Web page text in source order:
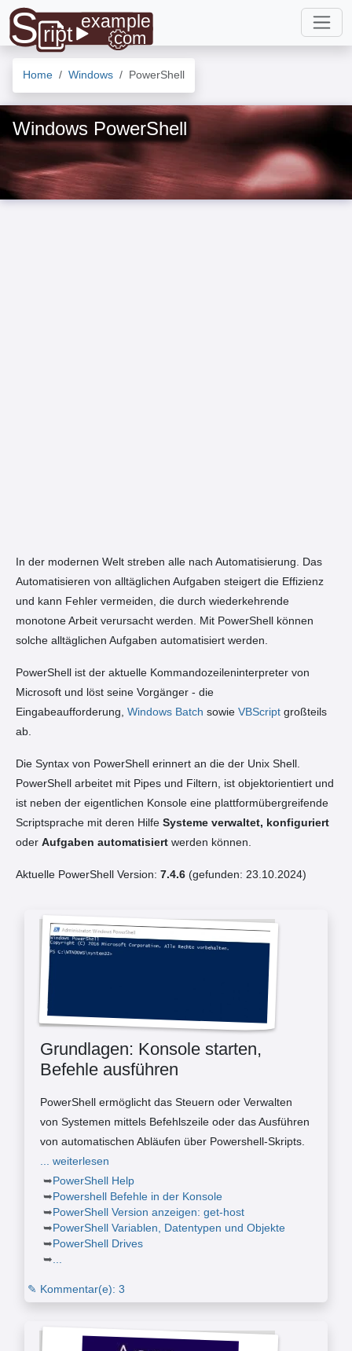
Home Windows PowerShell
Windows PowerShell
In der modernen Welt streben alle nach Automatisierung. Das
Automatisieren von alltäglichen Aufgaben steigert die Effizienz
und kann Fehler vermeiden, die durch wiederkehrende
monotone Arbeit verursacht werden. Mit PowerShell können
solche alltäglichen Aufgaben automatisiert werden.
PowerShell ist der aktuelle Kommandozeileninterpreter von
Microsoft und löst seine Vorgänger - die
Eingabeaufforderung, Windows Batch sowie VBScript großteils
ab.
Die Syntax von PowerShell erinnert an die der Unix Shell.
PowerShell arbeitet mit Pipes und Filtern, ist objektorientiert und
ist neben der eigentlichen Konsole eine plattformübergreifende
Scriptsprache mit deren Hilfe Systeme verwaltet, konfiguriert
oder Aufgaben automatisiert werden können.
Aktuelle PowerShell Version: 7.4.6 (gefunden: 23.10.2024)
Grundlagen: Konsole starten,
Befehle ausführen
PowerShell ermöglicht das Steuern oder Verwalten
von Systemen mittels Befehlszeile oder das Ausführen
von automatischen Abläufen über Powershell-Skripts.
... weiterlesen
PowerShell Help
Powershell Befehle in der Konsole
PowerShell Version anzeigen: get-host
PowerShell Variablen, Datentypen und Objekte
PowerShell Drives
...
✎ Kommentar(e): 3